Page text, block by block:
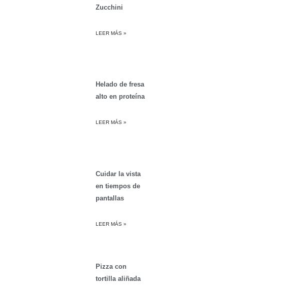
Zucchini
LEER MÁS »
Helado de fresa
alto en proteína
LEER MÁS »
Cuidar la vista
en tiempos de
pantallas
LEER MÁS »
Pizza con
tortilla aliñada